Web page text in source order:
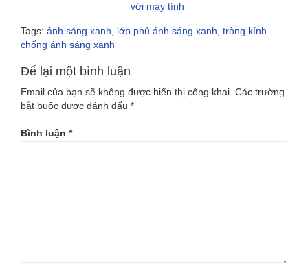
với máy tính
Tags: ánh sáng xanh lớp phủ ánh sáng xanh tròng kính
chống ánh sáng xanh
Để lại một bình luận
Email của bạn sẽ không được hiển thị công khai. Các trường
bắt buộc được đánh dấu *
Bình luận *